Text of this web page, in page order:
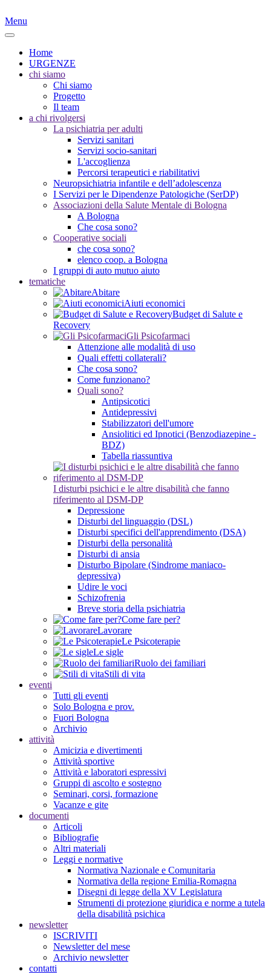
Menu
Home
URGENZE
chi siamo
Chi siamo
Progetto
Il team
a chi rivolgersi
La psichiatria per adulti
Servizi sanitari
Servizi socio-sanitari
L'accoglienza
Percorsi terapeutici e riabilitativi
Neuropsichiatria infantile e dell’adolescenza
I Servizi per le Dipendenze Patologiche (SerDP)
Associazioni della Salute Mentale di Bologna
A Bologna
Che cosa sono?
Cooperative sociali
che cosa sono?
elenco coop. a Bologna
I gruppi di auto mutuo aiuto
tematiche
Abitare
Aiuti economici
Budget di Salute e
Recovery
Gli Psicofarmaci
Attenzione alle modalità di uso
Quali effetti collaterali?
Che cosa sono?
Come funzionano?
Quali sono?
Antipsicotici
Antidepressivi
Stabilizzatori dell'umore
Ansiolitici ed Ipnotici (Benzodiazepine -
BDZ)
Tabella riassuntiva
I disturbi psichici e le altre disabilità che fanno
riferimento al DSM-DP
Depressione
Disturbi del linguaggio (DSL)
Disturbi specifici dell'apprendimento (DSA)
Disturbi della personalità
Disturbi di ansia
Disturbo Bipolare (Sindrome maniaco-
depressiva)
Udire le voci
Schizofrenia
Breve storia della psichiatria
Come fare per?
Lavorare
Le Psicoterapie
Le sigle
Ruolo dei familiari
Stili di vita
eventi
Tutti gli eventi
Solo Bologna e prov.
Fuori Bologna
Archivio
attività
Amicizia e divertimenti
Attività sportive
Attività e laboratori espressivi
Gruppi di ascolto e sostegno
Seminari, corsi, formazione
Vacanze e gite
documenti
Articoli
Bibliografie
Altri materiali
Leggi e normative
Normativa Nazionale e Comunitaria
Normativa della regione Emilia-Romagna
Disegni di legge della XV Legislatura
Strumenti di protezione giuridica e norme a tutela
della disabilità psichica
newsletter
ISCRIVITI
Newsletter del mese
Archivio newsletter
contatti